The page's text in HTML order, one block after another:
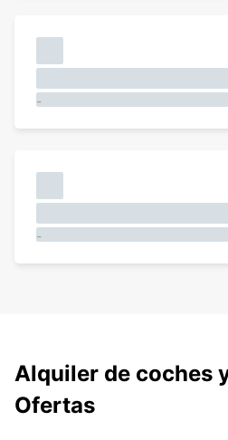
-
-
Alquiler de coches
Ofertas